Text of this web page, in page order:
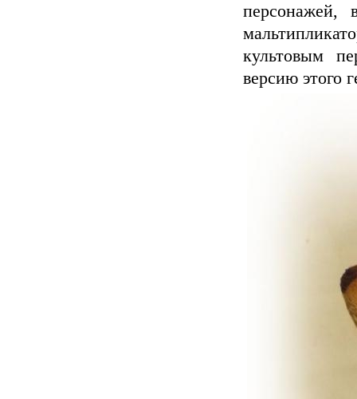
персонажей,
культовым
версию этого